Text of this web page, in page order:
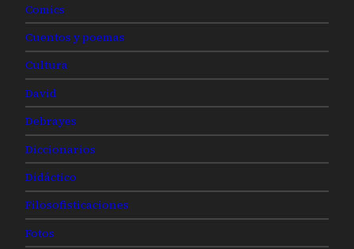
Comics
Cuentos y poemas
Cultura
David
Debrayes
Diccionarios
Didáctico
Filosofisticaciones
Fotos